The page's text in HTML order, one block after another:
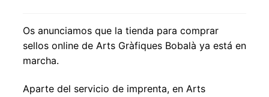
sobre nosotros
Os anunciamos que la tienda para comprar
sellos online de Arts Gràfiques Bobalà ya está en
marcha.
Aparte del servicio de imprenta, en Arts